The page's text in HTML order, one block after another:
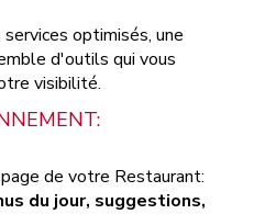
optimisés, une
d'outils qui vous
visibilité.
de votre Restaurant:
du jour, suggestions,